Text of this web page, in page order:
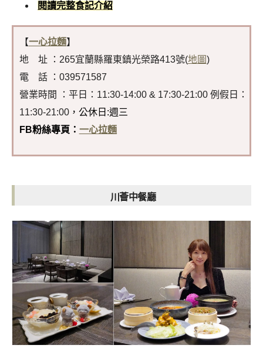
閱讀完整食記介紹
【一心拉麵】
地 址 ：265宜蘭縣羅東鎮光榮路413號(地圖)
電 話 ：039571587
營業時間 ：平日：11:30-14:00 & 17:30-21:00 例假日：
11:30-21:00，公休日:週三
FB粉絲專頁： 一心拉麵
川薈中餐廳